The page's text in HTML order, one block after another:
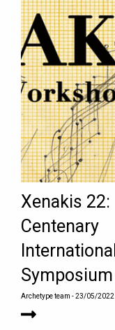
Xenakis 22:
Centenary
International
Symposium
Archetype team - 23/05/2022